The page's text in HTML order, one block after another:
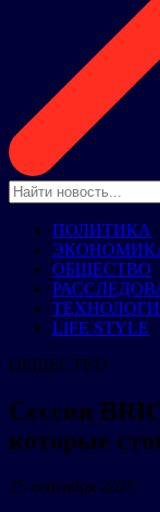
ПОЛИТИКА
ОБЩЕСТВО
LIFE STYLE
ОБЩЕСТВО
Сессии
которые
25 сентября 2025